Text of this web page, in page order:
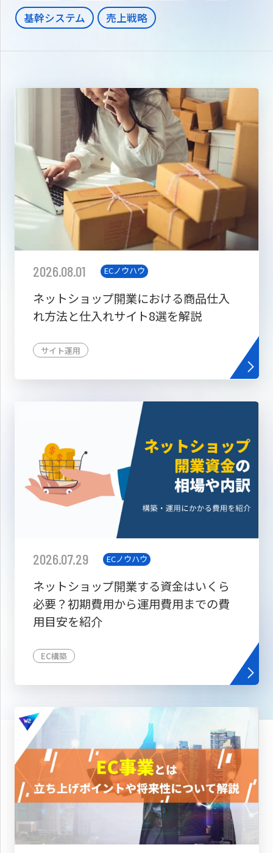
基幹システム
売上戦略
2026.08.01 ECノウハウ
ネットショップ開業における商品仕入
れ方法と仕入れサイト8選を解説
サイト運用
2026.07.29 ECノウハウ
ネットショップ開業する資金はいくら
必要？初期費用から運用費用までの費
用目安を紹介
EC構築